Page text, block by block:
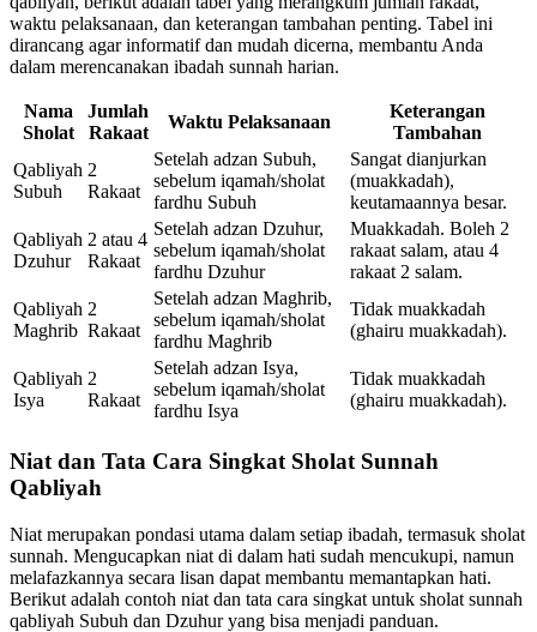
waktu pelaksanaan, dan keterangan tambahan penting. Tabel ini
dirancang agar informatif dan mudah dicerna, membantu Anda
dalam merencanakan ibadah sunnah harian.
Nama
Sholat
Jumlah
Rakaat
Waktu Pelaksanaan
Keterangan
Tambahan
Qabliyah
Subuh
2
Rakaat
Setelah adzan Subuh,
sebelum iqamah/sholat
fardhu Subuh
Sangat dianjurkan
(muakkadah),
keutamaannya besar.
Qabliyah
Dzuhur
2 atau 4
Rakaat
Setelah adzan Dzuhur,
sebelum iqamah/sholat
fardhu Dzuhur
Muakkadah. Boleh 2
rakaat salam, atau 4
rakaat 2 salam.
Qabliyah
Maghrib
2
Rakaat
Setelah adzan Maghrib,
sebelum iqamah/sholat
fardhu Maghrib
Tidak muakkadah
(ghairu muakkadah).
Qabliyah
Isya
2
Rakaat
Setelah adzan Isya,
sebelum iqamah/sholat
fardhu Isya
Tidak muakkadah
(ghairu muakkadah).
Niat dan Tata Cara Singkat Sholat Sunnah
Qabliyah
Niat merupakan pondasi utama dalam setiap ibadah, termasuk sholat
sunnah. Mengucapkan niat di dalam hati sudah mencukupi, namun
melafazkannya secara lisan dapat membantu memantapkan hati.
Berikut adalah contoh niat dan tata cara singkat untuk sholat sunnah
qabliyah Subuh dan Dzuhur yang bisa menjadi panduan.